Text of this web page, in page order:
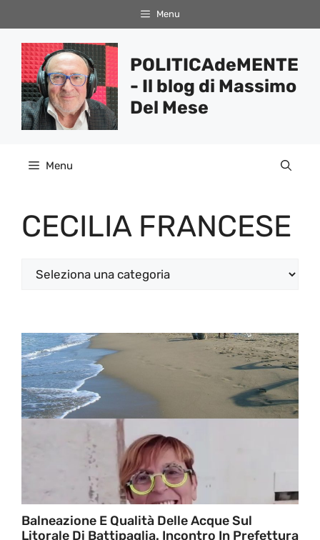
al
contenuto
Menu
POLITICAdeMENTE
- Il blog di Massimo
Del Mese
Menu
CECILIA FRANCESE
Categorie
Balneazione E Qualità Delle Acque Sul
Litorale Di Battipaglia. Incontro In Prefettura